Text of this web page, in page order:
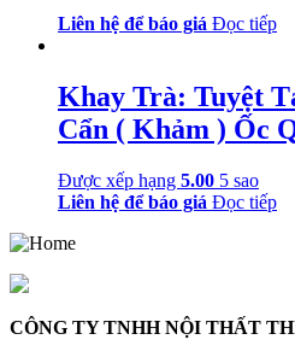
Liên hệ để báo giá Đọc tiếp
Khay Trà: Tuyệt
Cẩn ( Khảm ) Ốc
Được xếp hạng 5.00 5 sao
Liên hệ để báo giá Đọc tiếp
CÔNG TY TNHH NỘI THẤT